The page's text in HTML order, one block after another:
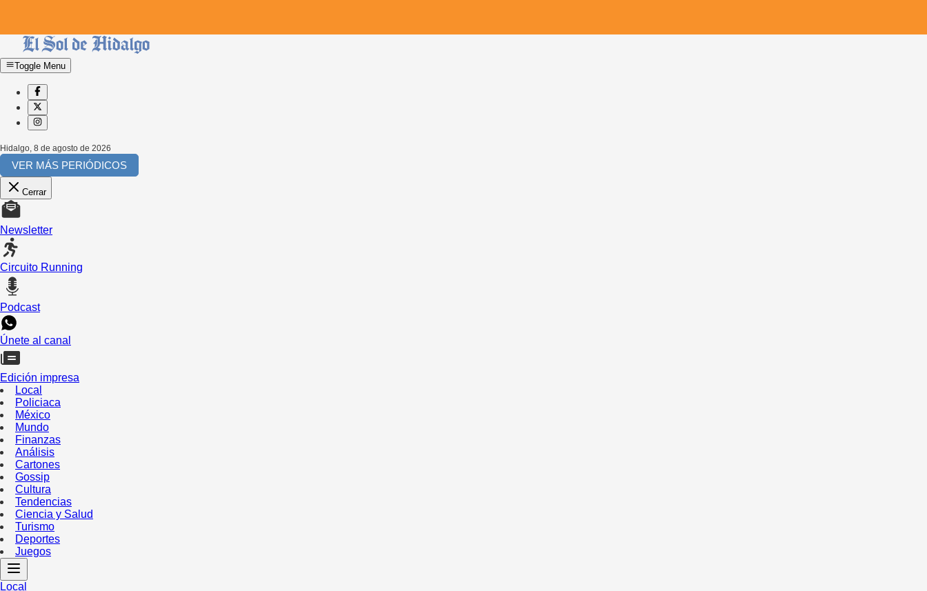
Toggle Menu
Hidalgo, 8 de agosto de 2026
VER MÁS PERIÓDICOS
Cerrar
Newsletter
Circuito Running
Podcast
Únete al canal
Edición impresa
Local
Policiaca
México
Mundo
Finanzas
Análisis
Cartones
Gossip
Cultura
Tendencias
Ciencia y Salud
Turismo
Deportes
Juegos
Local